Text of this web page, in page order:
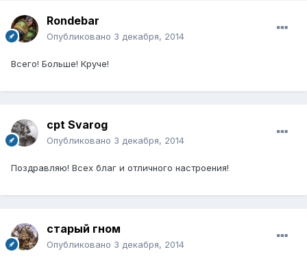
Rondebar
Опубликовано 3 декабря, 2014
Всего! Больше! Круче!
cpt Svarog
Опубликовано 3 декабря, 2014
Поздравляю! Всех благ и отличного настроения!
старый гном
Опубликовано 3 декабря, 2014